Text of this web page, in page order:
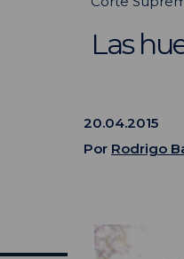
Las
20.04.2015
Por Rodrigo